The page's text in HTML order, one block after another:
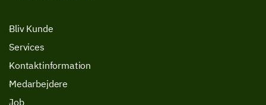
Bliv Kunde
Services
Kontaktinformation
Medarbejdere
Job